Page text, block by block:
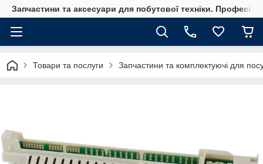
Запчастини та аксесуари для побутової техніки.
Товари та послуги Запчастини та комплектуючі для